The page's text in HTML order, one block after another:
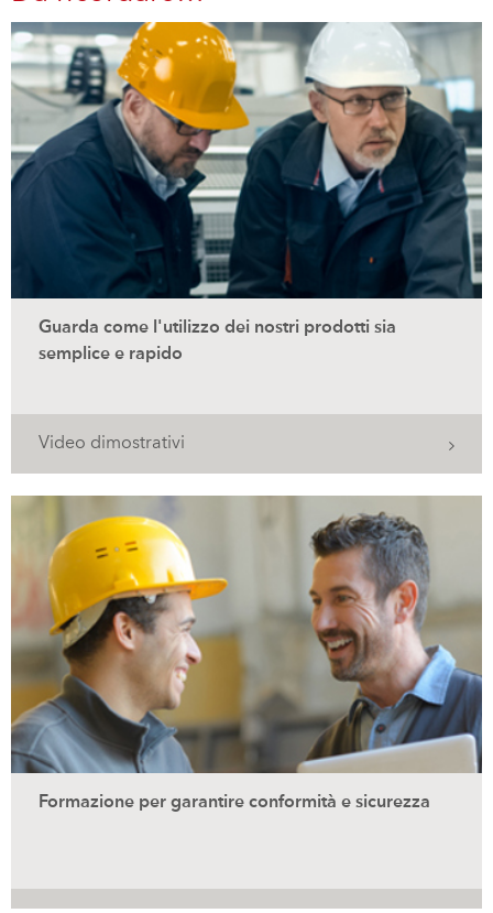
Guarda come l'utilizzo dei nostri prodotti sia
semplice e rapido
Video dimostrativi
Formazione per garantire conformità e sicurezza